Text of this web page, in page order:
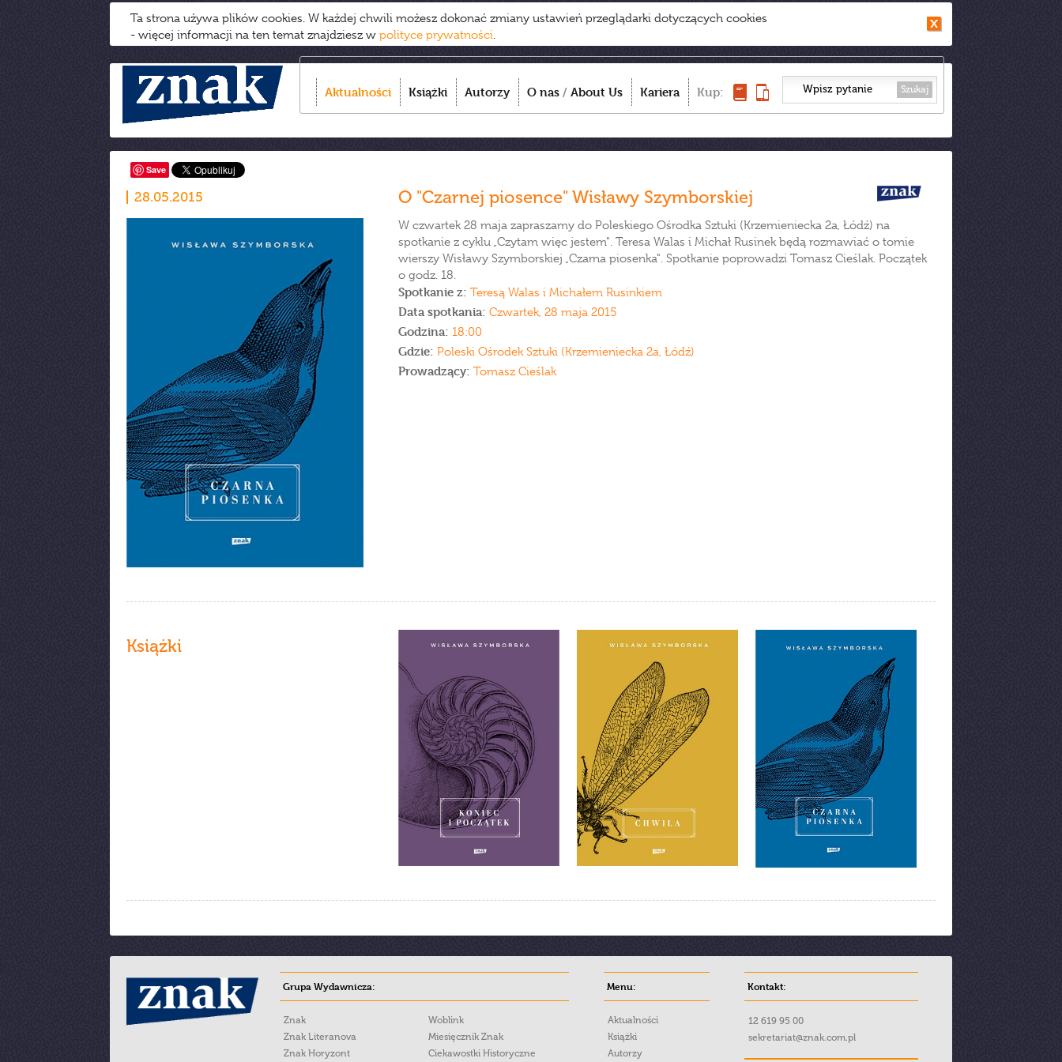
Ta strona używa plików cookies. W każdej chwili możesz dokonać zmiany ustawień przeglądarki dotyczących cookies
- więcej informacji na ten temat znajdziesz w polityce prywatności.
Aktualności Książki Autorzy O nas / About Us Kariera Kup: Szukaj
Save
28.05.2015 O "Czarnej piosence" Wisławy Szymborskiej
W czwartek 28 maja zapraszamy do Poleskiego Ośrodka Sztuki (Krzemieniecka 2a, Łódź) na
spotkanie z cyklu „Czytam więc jestem". Teresa Walas i Michał Rusinek będą rozmawiać o tomie
wierszy Wisławy Szymborskiej „Czarna piosenka". Spotkanie poprowadzi Tomasz Cieślak. Początek
o godz. 18.
Spotkanie z: Teresą Walas i Michałem Rusinkiem
Data spotkania: Czwartek, 28 maja 2015
Godzina: 18:00
Gdzie: Poleski Ośrodek Sztuki (Krzemieniecka 2a, Łódź)
Prowadzący: Tomasz Cieślak
Książki
Grupa Wydawnicza:
Znak
Znak Literanova
Znak Horyzont
Woblink
Miesięcznik Znak
Ciekawostki Historyczne
Menu:
Aktualności
Książki
Autorzy
Kontakt:
12 619 95 00
sekretariat@znak.com.pl